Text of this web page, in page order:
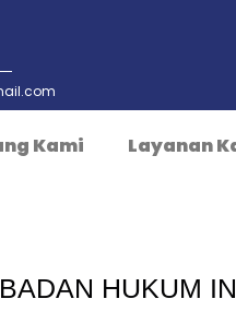
Kami Layanan
HUKUM